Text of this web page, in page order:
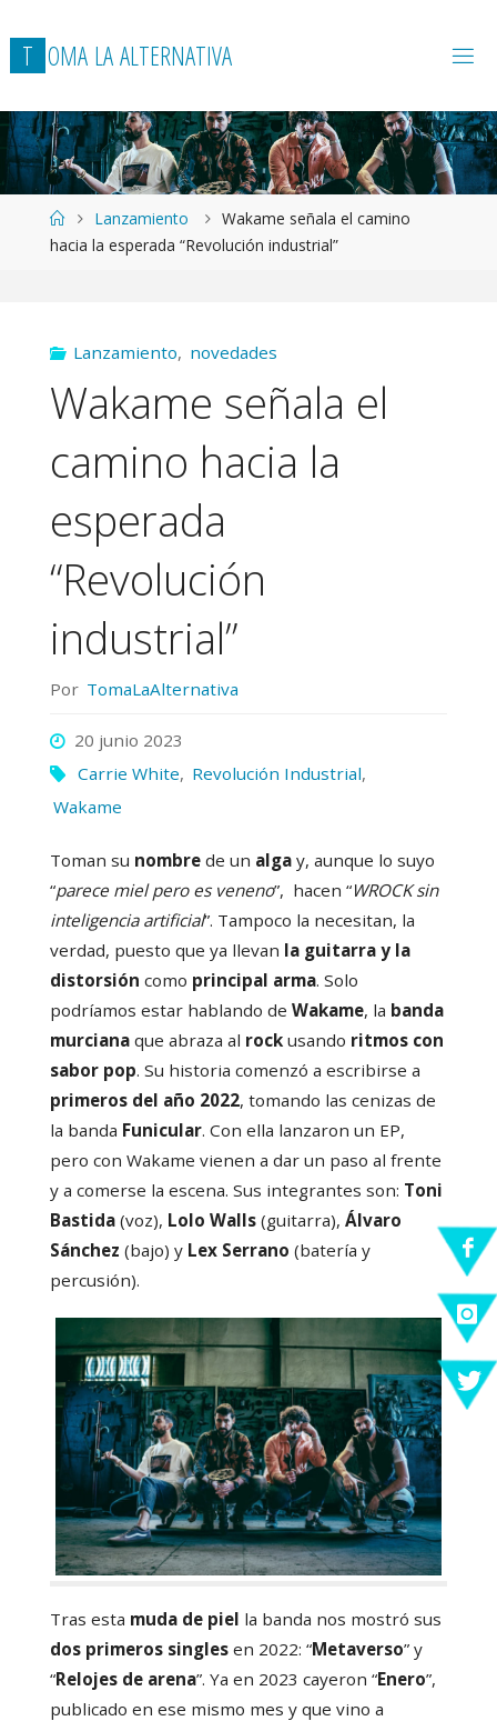
T OMA LAALTERNATIVA
Página
de
Lanzamiento
Wakame señala el camino
hacia la esperada “Revolución industrial”
Lanzamiento, novedades
Wakame señala el
camino hacia la
esperada
“Revolución
industrial”
Por TomaLaAlternativa
20 junio 2023
Carrie White, Revolución Industrial,
Wakame
Toman su nombrede un algay, aunque lo suyo
“parece miel pero es veneno”, hacen “WROCK sin
inteligencia artificial”. Tampoco la necesitan, la
verdad, puesto que ya llevan la guitarra y la
distorsión como principal arma. Solo
podríamos estar hablando de Wakame, la banda
murcianaque abraza al rockusando ritmos con
sabor pop. Su historia comenzó a escribirse a
primeros del año 2022, tomando las cenizas de
la banda Funicular. Con ella lanzaron un EP,
pero con Wakame vienen a dar un paso al frente
y a comerse la escena. Sus integrantes son: Toni
Bastida(voz), Lolo Walls(guitarra), Álvaro
Sánchez (bajo) y Lex Serrano (batería y
percusión).
Tras esta muda de piel la banda nos mostró sus
dos primeros singlesen 2022: “Metaverso” y
“Relojes de arena”. Ya en 2023 cayeron “Enero”,
publicado en ese mismo mes y que vino a